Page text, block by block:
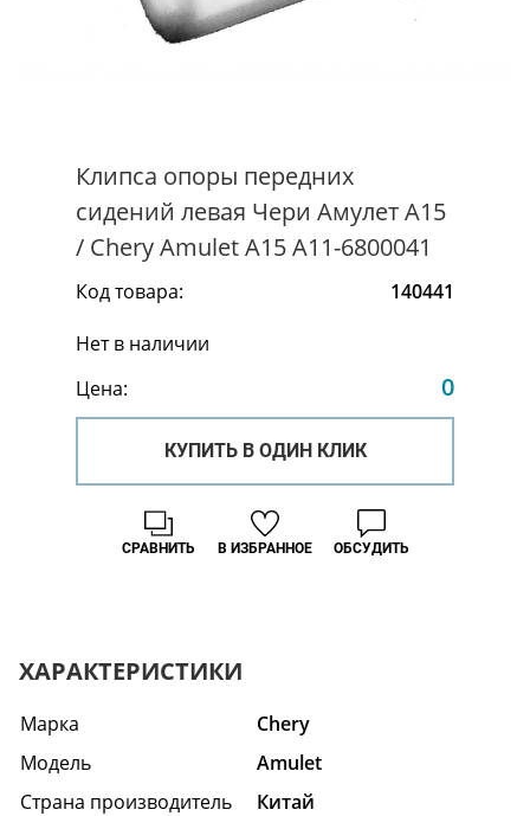
Клипса опоры передних
сидений левая Чери Амулет А15
/ Chery Amulet A15 A11-6800041
Код товара:
140441
Нет в наличии
Цена:
0
КУПИТЬ В ОДИН КЛИК
В ИЗБРАННОЕ
СРАВНИТЬ ОБСУДИТЬ
ХАРАКТЕРИСТИКИ
Марка
Chery
Модель
Amulet
Страна производитель
Китай